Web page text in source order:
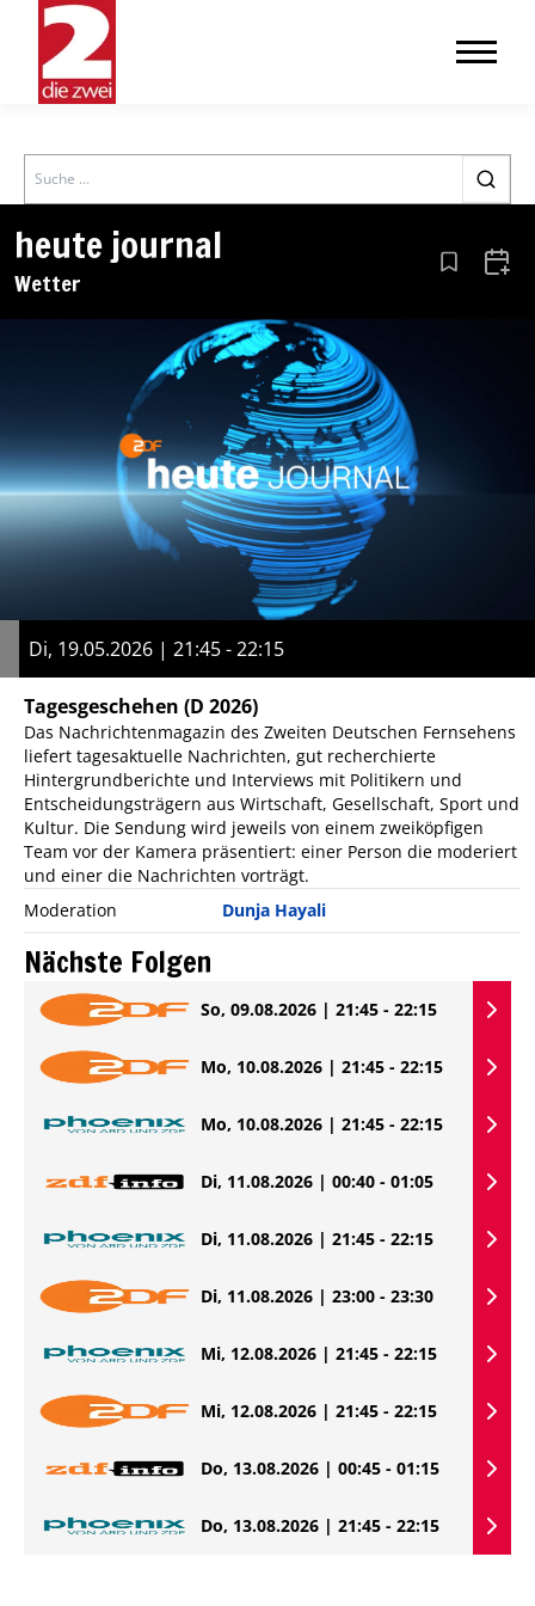
Search
heute journal
Wetter Aus den
Di, 19.05.2026 | 21:45 - 22:15
Tagesgeschehen (D 2026)
Das Nachrichtenmagazin des Zweiten Deutschen Fernsehens
liefert tagesaktuelle Nachrichten, gut recherchierte
Hintergrundberichte und Interviews mit Politikern und
Entscheidungsträgern aus Wirtschaft, Gesellschaft, Sport und
Kultur. Die Sendung wird jeweils von einem zweiköpfigen
Team vor der Kamera präsentiert: einer Person die moderiert
und einer die Nachrichten vorträgt.
Moderation
Dunja Hayali
Nächste Folgen
So, 09.08.2026 | 21:45 - 22:15
Mo, 10.08.2026 | 21:45 - 22:15
Mo, 10.08.2026 | 21:45 - 22:15
Di, 11.08.2026 | 00:40 - 01:05
Di, 11.08.2026 | 21:45 - 22:15
Di, 11.08.2026 | 23:00 - 23:30
Mi, 12.08.2026 | 21:45 - 22:15
Mi, 12.08.2026 | 21:45 - 22:15
Do, 13.08.2026 | 00:45 - 01:15
Do, 13.08.2026 | 21:45 - 22:15